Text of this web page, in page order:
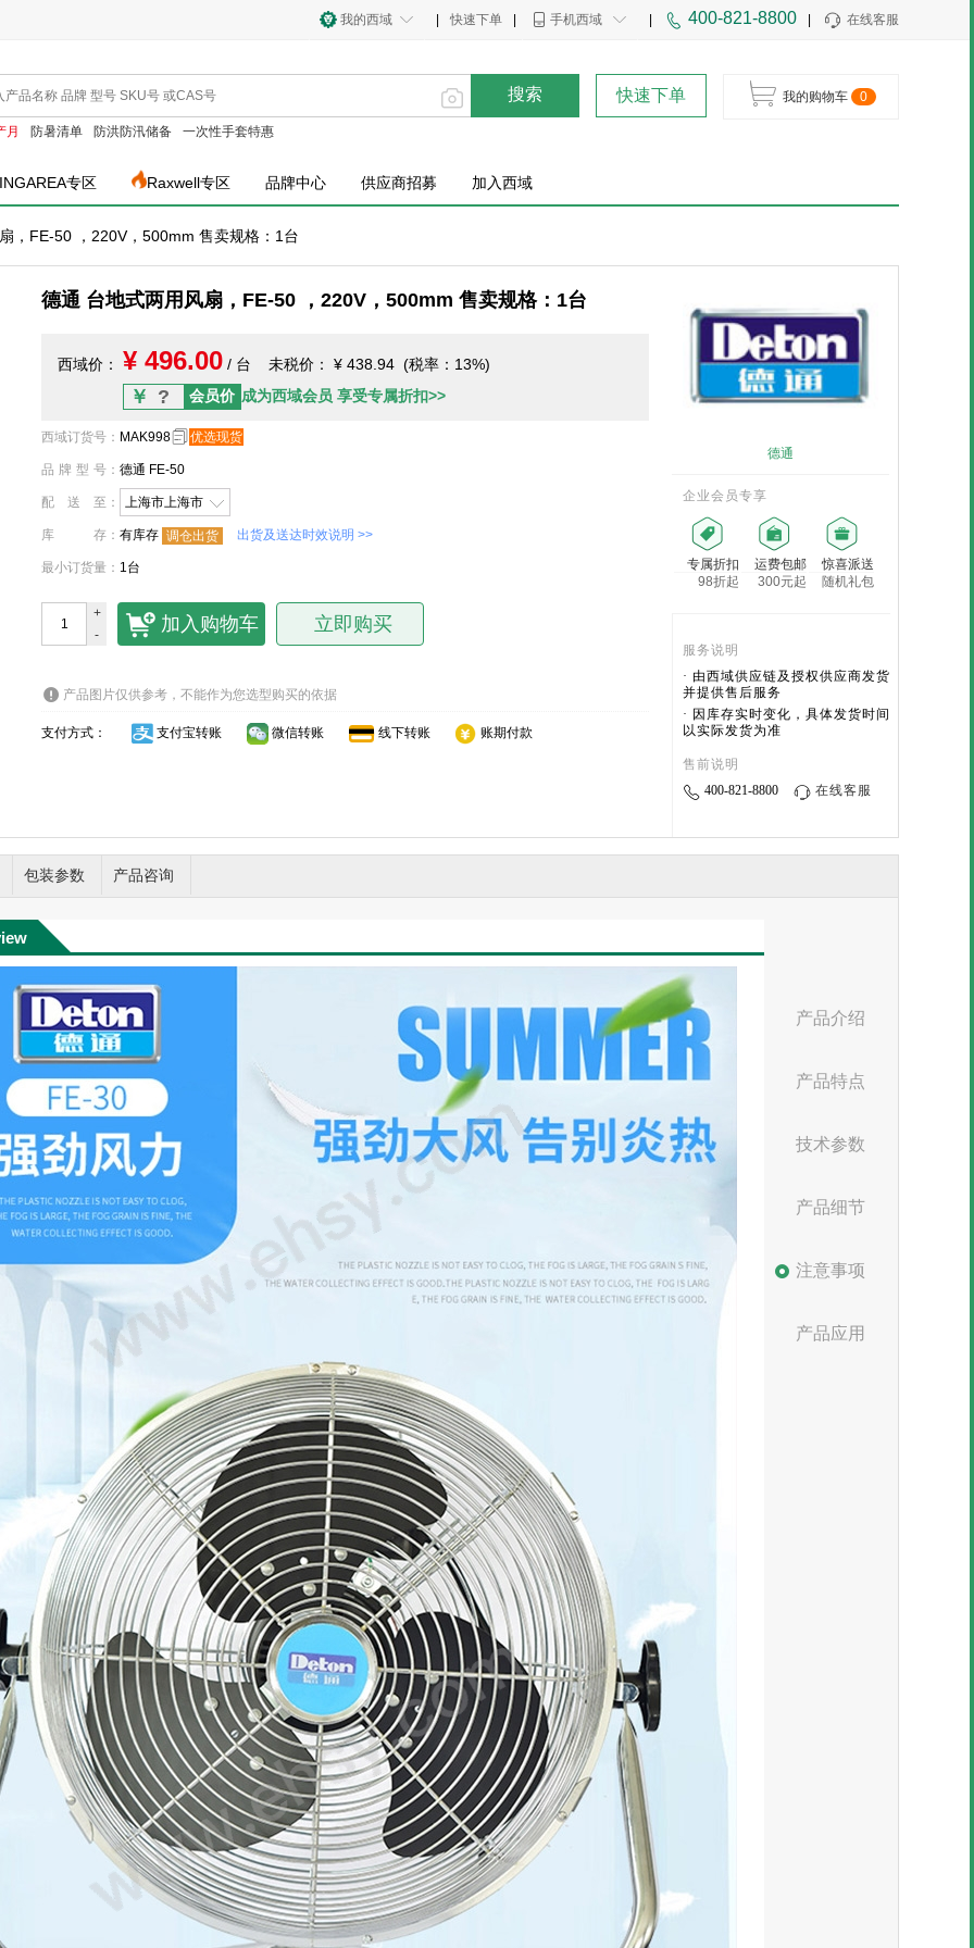
在线客服
400-821-8800
手机西域
快速下单
我的西域
搜索
月 防暑清单 防洪防汛储备 一次性手套特惠
快速下单 我的购物车 0
专区 Raxwell专区 品牌中心 供应商招募 加入西域
，FE-50 ，220V，500mm 售卖规格：1台
德通 台地式两用风扇，FE-50 ，220V，500mm 售卖规格：1台
西域价： ¥ 496.00 / 台 未税价： ¥ 438.94 (税率：13%)
￥ ? 会员价 成为西域会员 享受专属折扣>>
西域订货号 ： MAK998 优选现货
品牌型号 ： 德通 FE-50
配送至 ： 上海市上海市
库存 ： 有库存 调仓出货 出货及送达时效说明 >>
最小订货量 ： 1台
+
-
加入购物车 立即购买
产品图片仅供参考，不能作为您选型购买的依据
支付方式： 支付宝转账 微信转账 线下转账 账期付款
德通
企业会员专享
专属折扣
98折起
运费包邮
300元起
惊喜派送
随机礼包
服务说明
· 由西域供应链及授权供应商发货
并提供售后服务
· 因库存实时变化，具体发货时间
以实际发货为准
售前说明
400-821-8800
在线客服
包装参数 产品咨询
产品介绍
产品特点
技术参数
产品细节
注意事项
产品应用